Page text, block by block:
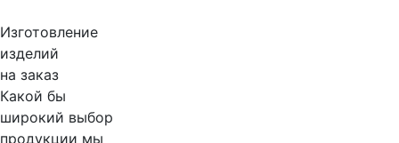
Изготовление
изделий
на заказ
Какой бы
широкий выбор
продукции мы